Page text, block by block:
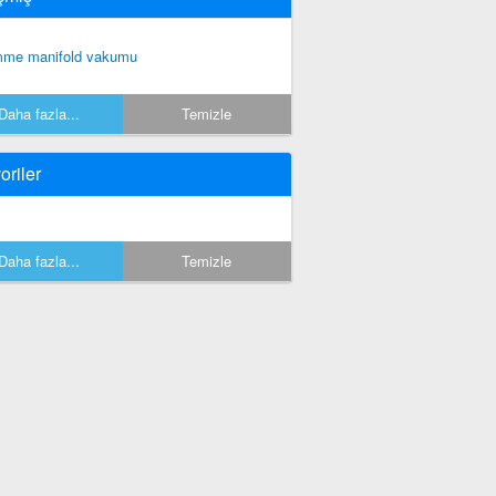
manifold vakumu
Daha fazla... Temizle
Daha fazla... Temizle